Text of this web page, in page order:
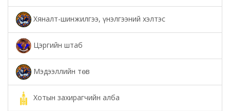
Хяналт-шинжилгээ, үнэлгээний хэлтэс
Цэргийн штаб
Мэдээллийн төв
Хотын захирагчийн алба